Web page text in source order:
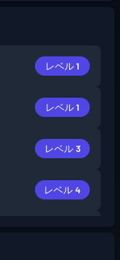
レベル 1
レベル 1
レベル 3
レベル 4